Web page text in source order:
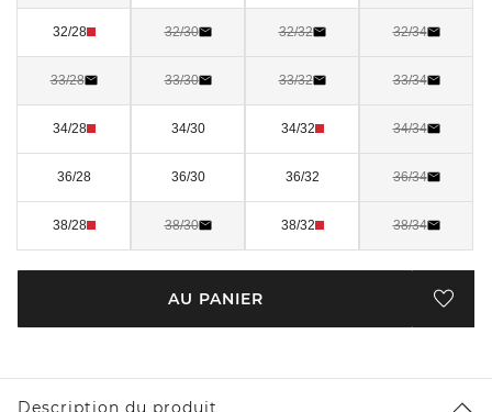
32/28 32/30 32/32 32/34
33/28 33/30 33/32 33/34
34/28 34/30 34/32 34/34
36/28 36/30 36/32 36/34
38/28 38/30 38/32 38/34
AU PANIER
Description du produit